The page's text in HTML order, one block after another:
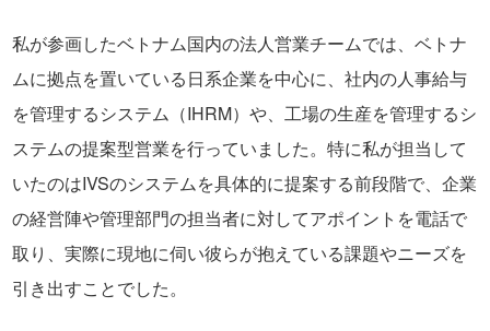
私が参画したベトナム国内の法人営業チームでは、ベトナ
ムに拠点を置いている日系企業を中心に、社内の人事給与
を管理するシステム（IHRM）や、工場の生産を管理するシ
ステムの提案型営業を行っていました。特に私が担当して
いたのはIVSのシステムを具体的に提案する前段階で、企業
の経営陣や管理部門の担当者に対してアポイントを電話で
取り、実際に現地に伺い彼らが抱えている課題やニーズを
引き出すことでした。